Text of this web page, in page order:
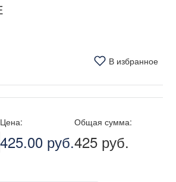
В избранное
Цена:
425.00 руб.
Общая сумма:
425 руб.